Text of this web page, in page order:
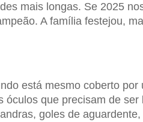
mais longas. Se 2025
A família festejou,
está mesmo coberto por
óculos que precisam de ser
goles de